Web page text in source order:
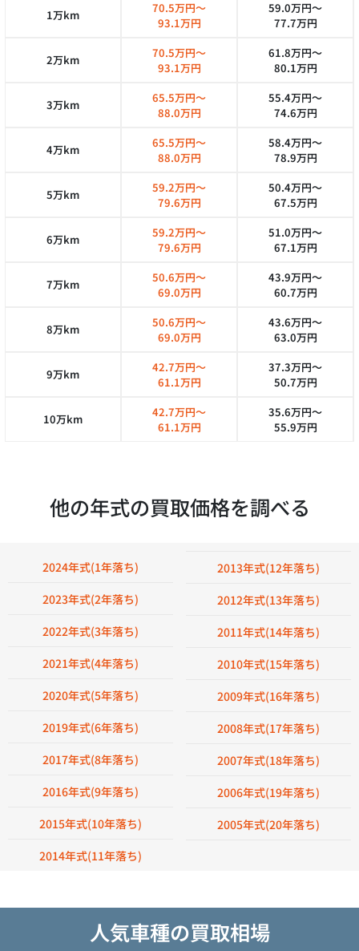
1万km
70.5万円～
93.1万円
59.0万円～
77.7万円
2万km
70.5万円～
93.1万円
61.8万円～
80.1万円
3万km
65.5万円～
88.0万円
55.4万円～
74.6万円
4万km
65.5万円～
88.0万円
58.4万円～
78.9万円
5万km
59.2万円～
79.6万円
50.4万円～
67.5万円
6万km
59.2万円～
79.6万円
51.0万円～
67.1万円
7万km
50.6万円～
69.0万円
43.9万円～
60.7万円
8万km
50.6万円～
69.0万円
43.6万円～
63.0万円
9万km
42.7万円～
61.1万円
37.3万円～
50.7万円
10万km
42.7万円～
61.1万円
35.6万円～
55.9万円
他の年式の買取価格を調べる
2024年式(1年落ち)
2023年式(2年落ち)
2022年式(3年落ち)
2021年式(4年落ち)
2020年式(5年落ち)
2019年式(6年落ち)
2017年式(8年落ち)
2016年式(9年落ち)
2015年式(10年落ち)
2014年式(11年落ち)
2013年式(12年落ち)
2012年式(13年落ち)
2011年式(14年落ち)
2010年式(15年落ち)
2009年式(16年落ち)
2008年式(17年落ち)
2007年式(18年落ち)
2006年式(19年落ち)
2005年式(20年落ち)
人気車種の買取相場